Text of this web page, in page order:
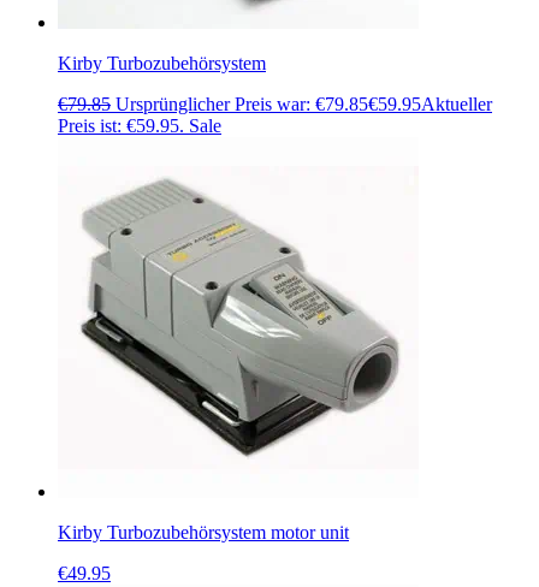
Kirby Turbozubehörsystem
€79.85 Ursprünglicher Preis war: €79.85€59.95Aktueller
Preis ist: €59.95. Sale
Kirby Turbozubehörsystem motor unit
€49.95